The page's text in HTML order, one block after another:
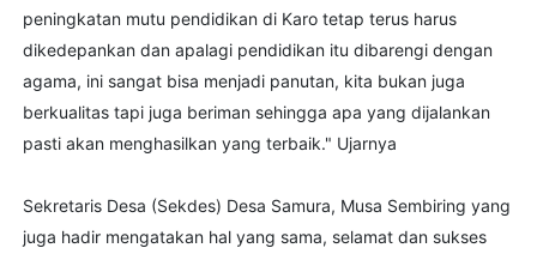
peningkatan mutu pendidikan di Karo tetap terus harus
dikedepankan dan apalagi pendidikan itu dibarengi dengan
agama, ini sangat bisa menjadi panutan, kita bukan juga
berkualitas tapi juga beriman sehingga apa yang dijalankan
pasti akan menghasilkan yang terbaik." Ujarnya
Sekretaris Desa (Sekdes) Desa Samura, Musa Sembiring yang
juga hadir mengatakan hal yang sama, selamat dan sukses